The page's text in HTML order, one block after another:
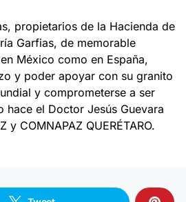
propietarios de la Hacienda de
Garfias, de memorable
México como en España,
y poder apoyar con su granito
y comprometerse a ser
el Doctor Jesús Guevara
y COMNAPAZ QUERÉTARO.